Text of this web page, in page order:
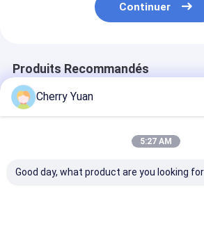
Continuer
Produits Recommandés
Cherry Yuan
5:27 AM
Good day, what product are you looking